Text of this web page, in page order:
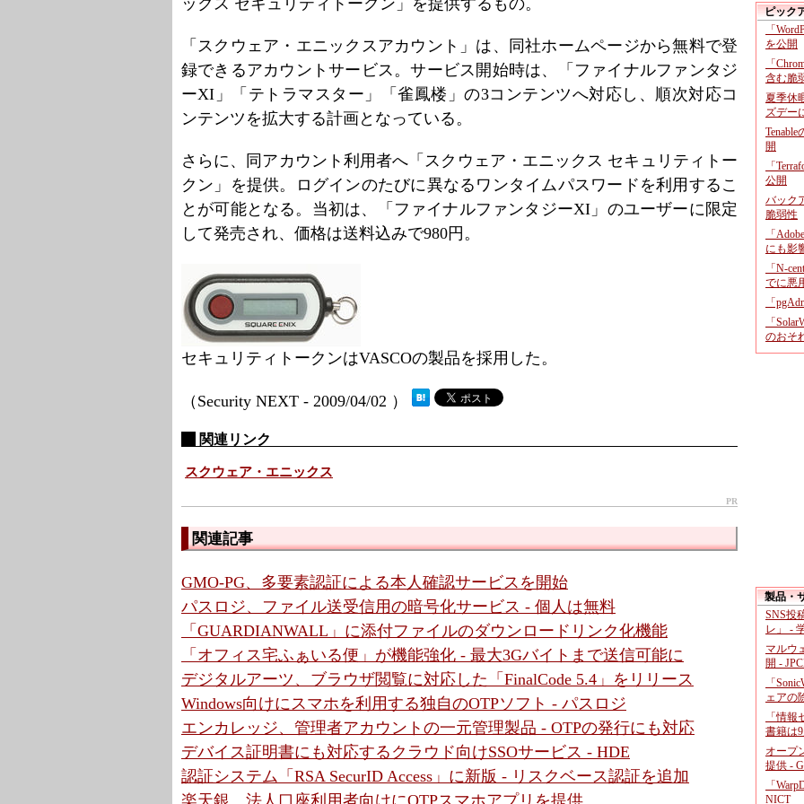
ックス セキュリティトークン」を提供するもの。
「スクウェア・エニックスアカウント」は、同社ホームページから無料で登
録できるアカウントサービス。サービス開始時は、「ファイナルファンタジ
ーXI」「テトラマスター」「雀鳳楼」の3コンテンツへ対応し、順次対応コ
ンテンツを拡大する計画となっている。
さらに、同アカウント利用者へ「スクウェア・エニックス セキュリティトー
クン」を提供。ログインのたびに異なるワンタイムパスワードを利用するこ
とが可能となる。当初は、「ファイナルファンタジーXI」のユーザーに限定
して発売され、価格は送料込みで980円。
セキュリティトークンはVASCOの製品を採用した。
（Security NEXT - 2009/04/02 ）
関連リンク
スクウェア・エニックス
PR
関連記事
GMO-PG、多要素認証による本人確認サービスを開始
パスロジ、ファイル送受信用の暗号化サービス - 個人は無料
「GUARDIANWALL」に添付ファイルのダウンロードリンク化機能
「オフィス宅ふぁいる便」が機能強化 - 最大3Gバイトまで送信可能に
デジタルアーツ、ブラウザ閲覧に対応した「FinalCode 5.4」をリリース
Windows向けにスマホを利用する独自のOTPソフト - パスロジ
エンカレッジ、管理者アカウントの一元管理製品 - OTPの発行にも対応
デバイス証明書にも対応するクラウド向けSSOサービス - HDE
認証システム「RSA SecurID Access」に新版 - リスクベース認証を追加
ピック
「
を公開
「
含む脆
夏季休
ズデー
開
「
公開
バック
脆弱性
「
にも影
「N-
でに悪
「
「
のおそ
製品・
SNS投
レ」 -
マルウ
開 -
「
ェアの
「情
書籍は
オープ
提供 -
「
NICT